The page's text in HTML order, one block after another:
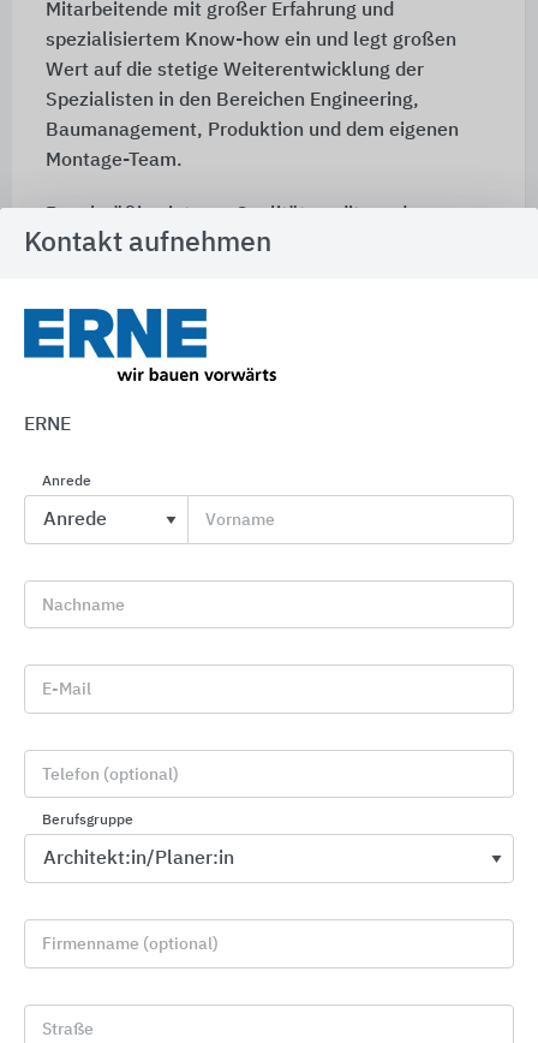
Mitarbeitende mit großer Erfahrung und
spezialisiertem Know-how ein und legt großen
Wert auf die stetige Weiterentwicklung der
Spezialisten in den Bereichen Engineering,
Baumanagement, Produktion und dem eigenen
Montage-Team.
unabhängigen Institutionen durchgeführte
Qualitätsstandards stets den neuesten
Erkenntnissen entsprechen. Das „Europäische
RAL-Gütezeichen" für Montagebau und
die geprüfte Qualität.
Serviceangebote und Dienstleistungen
Modulbaulösungen für den
Schnell verfügbar - auch in Miete
Kontakt aufnehmen
ERNE
Anrede
Vorname
Nachname
E-Mail
Telefon (optional)
Berufsgruppe
Firmenname (optional)
Straße